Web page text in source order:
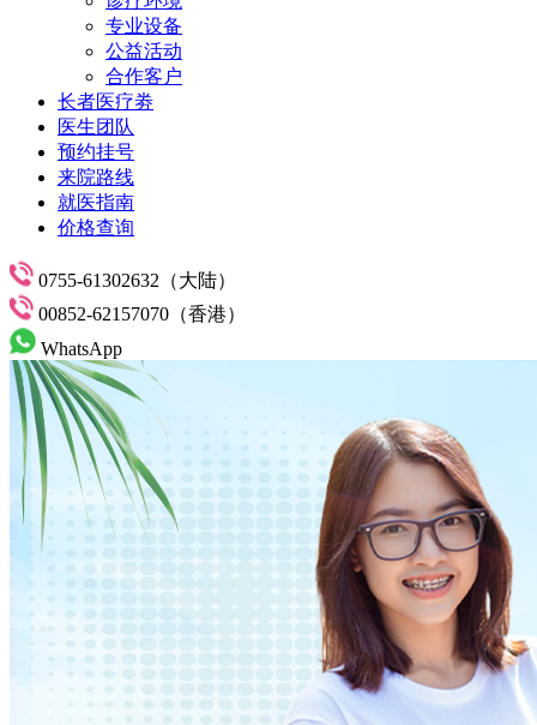
专业设备
公益活动
合作客户
长者医疗劵
医生团队
预约挂号
来院路线
就医指南
价格查询
0755-61302632（大陆）
00852-62157070（香港）
WhatsApp